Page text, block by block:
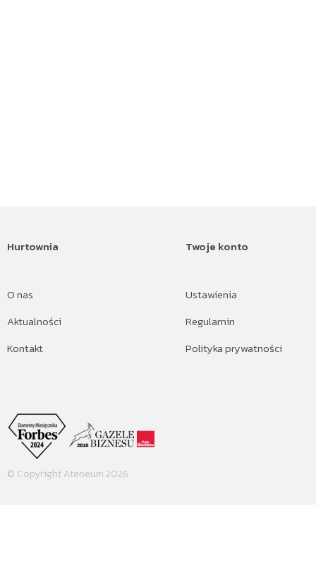
Hurtownia
O nas
Aktualności
Kontakt
Twoje konto
Ustawienia
Regulamin
Polityka prywatności
© Copyright Ateneum 2026